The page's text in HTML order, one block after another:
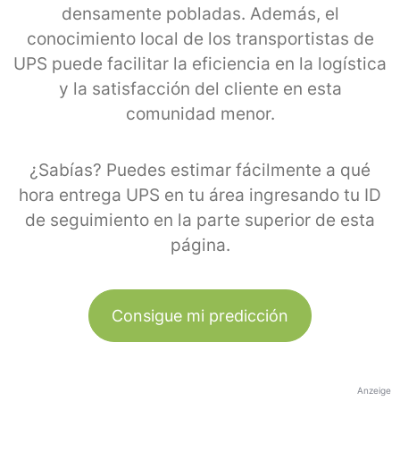
densamente pobladas. Además, el
conocimiento local de los transportistas de
UPS puede facilitar la eficiencia en la logística
y la satisfacción del cliente en esta
comunidad menor.
¿Sabías? Puedes estimar fácilmente a qué
hora entrega UPS en tu área ingresando tu ID
de seguimiento en la parte superior de esta
página.
Consigue mi predicción
Anzeige